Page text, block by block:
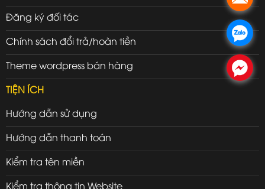
Đăng ký đối tác
Chính sách đổi trả/hoàn tiền
Theme wordpress bán hàng
TIỆN ÍCH
Hướng dẫn sử dụng
Hướng dẫn thanh toán
Kiểm tra tên miền
Kiểm tra thông tin Website
.
.